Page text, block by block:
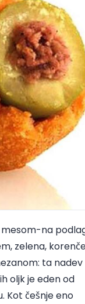
mesom-na
zelena,
ta nadev
oljk je eden od
Kot češnje eno